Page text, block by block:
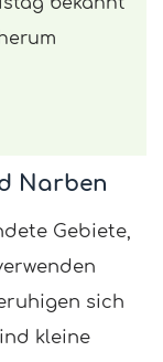
Narben
Gebiete,
sich
kleine